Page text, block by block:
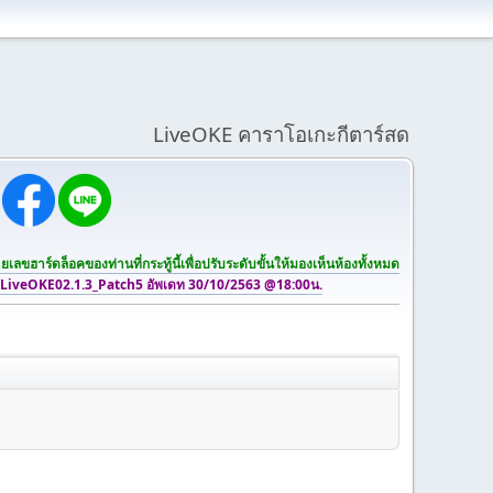
LiveOKE คาราโอเกะกีตาร์สด
เลขฮาร์ดล็อคของท่านที่กระทู้นี้เพื่อปรับระดับขั้นให้มองเห็นห้องทั้งหมด
อัพเดท 30/10/2563 @18:00น.